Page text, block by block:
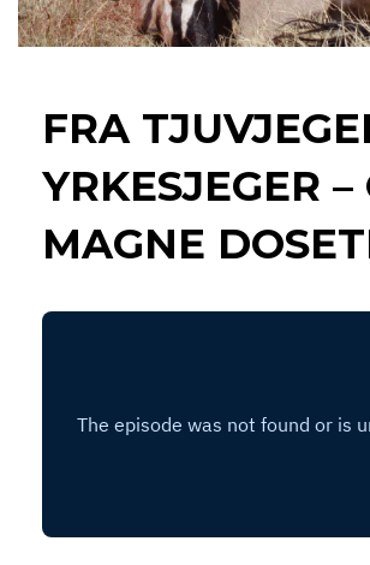
FRA
YRKESJEGER
MAGNE